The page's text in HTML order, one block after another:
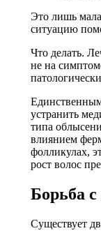
Это лишь
ситуацию
Что делать.
не на
устранить
типа
влиянием
фолликулах,
рост волос
Борьба с
Существует